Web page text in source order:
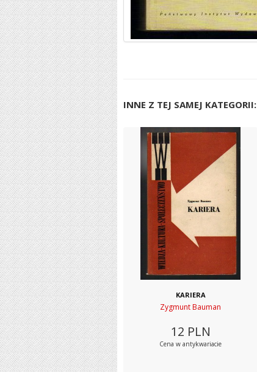
INNE Z TEJ SAMEJ KATEGORII:
KARIERA
Zygmunt Bauman
12 PLN
Cena w antykwariacie